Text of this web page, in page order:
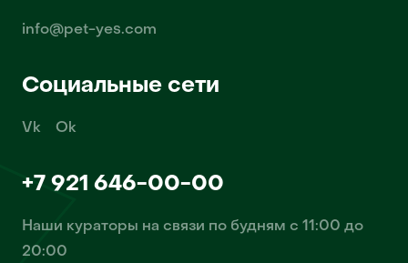
info@pet-yes.com
Социальные сети
Vk Ok
+7 921 646-00-00
Наши кураторы на связи по будням с 11:00 до
20:00